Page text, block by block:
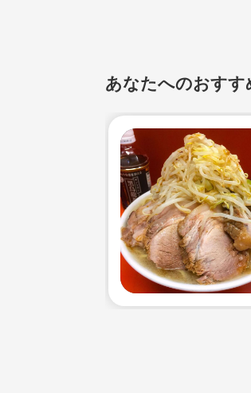
試合もやりながら、
交流も含めた感じでやります
気軽に来てくださ〜い🤩
次回の野球は
9月23日(月祝) 9:00〜12:30
グローブ、バットはこちらで用
マイ道具持ってらっしゃる方は
持参の方よろしくお願いしま
詳しい詳細もお伝えしますの
あなたへのおすす